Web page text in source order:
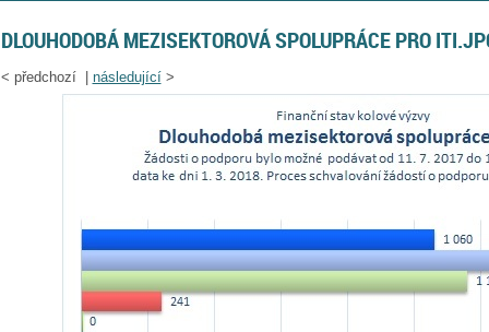
DLOUHODOBÁ MEZISEKTOROVÁ SPOLUPRÁCE PRO
< předchozí | následující>